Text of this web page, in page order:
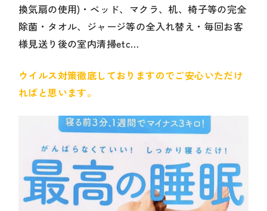
換気扇の使用)・ベッド、マクラ、机、椅子等の完全
除菌・タオル、ジャージ等の全入れ替え・毎回お客
様見送り後の室内清掃etc…
ウイルス対策徹底しておりますのでご安心いただけ
ればと思います。